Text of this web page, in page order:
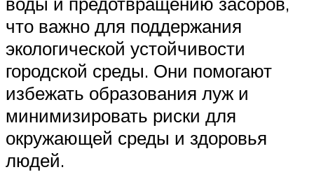
что важно для поддержания
экологической устойчивости
городской среды. Они помогают
избежать образования луж и
минимизировать риски для
окружающей среды и здоровья
людей.